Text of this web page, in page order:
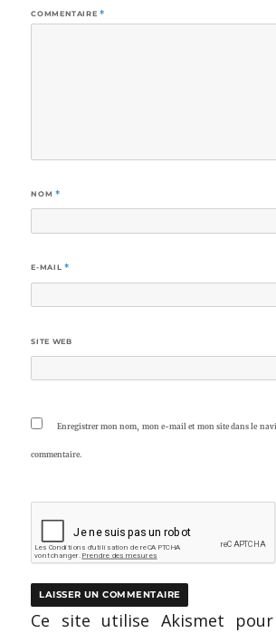
COMMENTAIRE *
NOM *
E-MAIL *
SITE WEB
Enregistrer mon nom, mon e-mail et mon site dans le
commentaire.
Ce site utilise Akismet